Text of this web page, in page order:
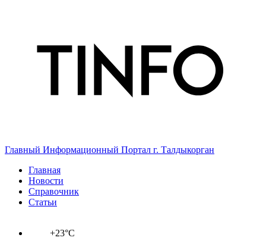
Главный Информационный Портал г. Талдыкорган
Главная
Новости
Справочник
Статьи
+23°C